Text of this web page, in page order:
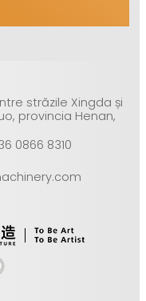
străzile Xingda și
provincia Henan,
0866 8310